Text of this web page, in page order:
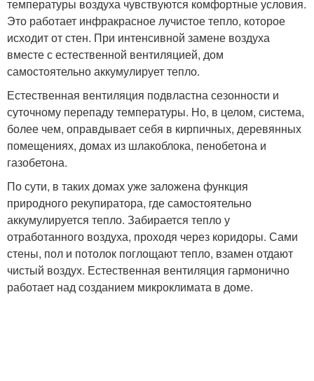
температуры воздуха чувствуются комфортные условия.
Это работает инфракрасное лучистое тепло, которое
исходит от стен. При интенсивной замене воздуха
вместе с естественной вентиляцией, дом
самостоятельно аккумулирует тепло.
Естественная вентиляция подвластна сезонности и
суточному перепаду температуры. Но, в целом, система,
более чем, оправдывает себя в кирпичных, деревянных
помещениях, домах из шлакоблока, пенобетона и
газобетона.
По сути, в таких домах уже заложена функция
природного рекупиратора, где самостоятельно
аккумулируется тепло. Забирается тепло у
отработанного воздуха, проходя через коридоры. Сами
стены, пол и потолок поглощают тепло, взамен отдают
чистый воздух. Естественная вентиляция гармонично
работает над созданием микроклимата в доме.